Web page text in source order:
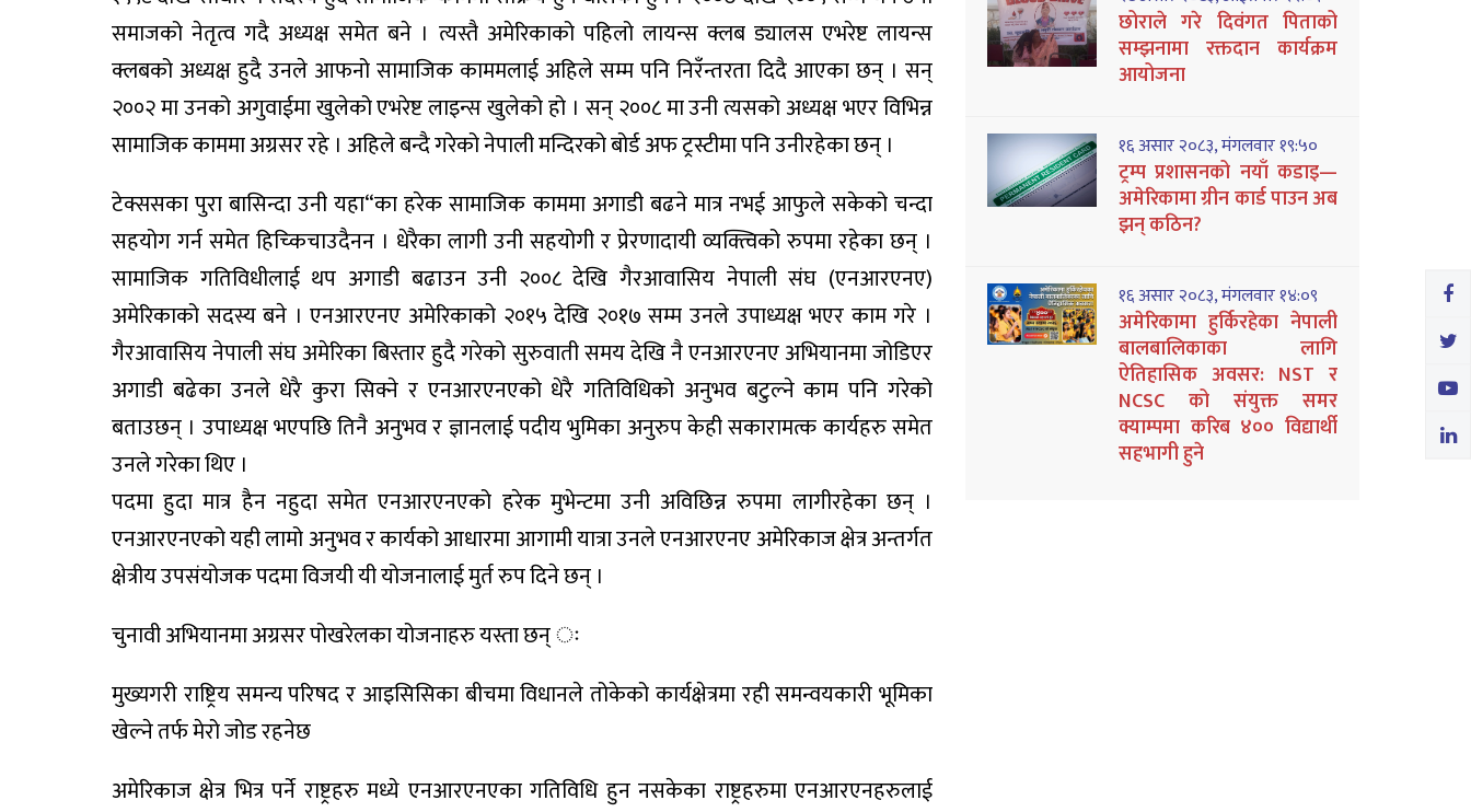
समाजको नेतृत्व गदै अध्यक्ष समेत बने । त्यस्तै अमेरिकाको पहिलो लायन्स क्लब ड्यालस एभरेष्ट लायन्स
क्लबको अध्यक्ष हुदै उनले आफनो सामाजिक काममलाई अहिले सम्म पनि निरँन्तरता दिदै आएका छन् । सन्
२००२ मा उनको अगुवाईमा खुलेको एभरेष्ट लाइन्स खुलेको हो । सन् २००८ मा उनी त्यसको अध्यक्ष भएर विभिन्न
सामाजिक काममा अग्रसर रहे । अहिले बन्दै गरेको नेपाली मन्दिरको बोर्ड अफ ट्रस्टीमा पनि उनीरहेका छन् ।
टेक्ससका पुरा बासिन्दा उनी यहा“का हरेक सामाजिक काममा अगाडी बढने मात्र नभई आफुले सकेको चन्दा
सहयोग गर्न समेत हिच्किचाउदैनन । धेरैका लागी उनी सहयोगी र प्रेरणादायी व्यक्त्विको रुपमा रहेका छन् ।
सामाजिक गतिविधीलाई थप अगाडी बढाउन उनी २००८ देखि गैरआवासिय नेपाली संघ (एनआरएनए)
अमेरिकाको सदस्य बने । एनआरएनए अमेरिकाको २०१५ देखि २०१७ सम्म उनले उपाध्यक्ष भएर काम गरे ।
गैरआवासिय नेपाली संघ अमेरिका बिस्तार हुदै गरेको सुरुवाती समय देखि नै एनआरएनए अभियानमा जोडिएर
अगाडी बढेका उनले धेरै कुरा सिक्ने र एनआरएनएको धेरै गतिविधिको अनुभव बटुल्ने काम पनि गरेको
बताउछन् । उपाध्यक्ष भएपछि तिनै अनुभव र ज्ञानलाई पदीय भुमिका अनुरुप केही सकारामत्क कार्यहरु समेत
उनले गरेका थिए ।
पदमा हुदा मात्र हैन नहुदा समेत एनआरएनएको हरेक मुभेन्टमा उनी अविछिन्न रुपमा लागीरहेका छन् ।
एनआरएनएको यही लामो अनुभव र कार्यको आधारमा आगामी यात्रा उनले एनआरएनए अमेरिकाज क्षेत्र अन्तर्गत
क्षेत्रीय उपसंयोजक पदमा विजयी यी योजनालाई मुर्त रुप दिने छन् ।
चुनावी अभियानमा अग्रसर पोखरेलका योजनाहरु यस्ता छन् ः
मुख्यगरी राष्ट्रिय समन्य परिषद र आइसिसिका बीचमा विधानले तोकेको कार्यक्षेत्रमा रही समन्वयकारी भूमिका
खेल्ने तर्फ मेरो जोड रहनेछ
अमेरिकाज क्षेत्र भित्र पर्ने राष्ट्रहरु मध्ये एनआरएनएका गतिविधि हुन नसकेका राष्ट्रहरुमा एनआरएनहरुलाई
छोराले गरे दिवंगत पिताको
सम्झनामा रक्तदान कार्यक्रम
आयोजना
१६ असार २०८३, मंगलवार १९:५०
ट्रम्प प्रशासनको नयाँ कडाइ—
अमेरिकामा ग्रीन कार्ड पाउन अब
झन् कठिन?
१६ असार २०८३, मंगलवार १४:०९
अमेरिकामा हुर्किरहेका नेपाली
बालबालिकाका लागि
ऐतिहासिक अवसर: NST र
NCSC को संयुक्त समर
क्याम्पमा करिब ४०० विद्यार्थी
सहभागी हुने